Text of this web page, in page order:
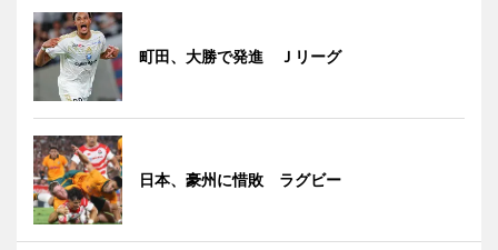
町田、大勝で発進 Ｊリーグ
日本、豪州に惜敗 ラグビー